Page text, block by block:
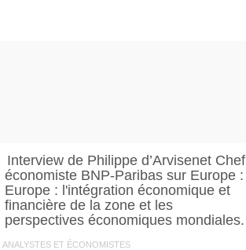
Interview de Philippe d’Arvisenet Chef
économiste BNP-Paribas sur Europe :
Europe : l'intégration économique et
financière de la zone et les
perspectives économiques mondiales.
ANALYSTES ET ÉCONOMISTES